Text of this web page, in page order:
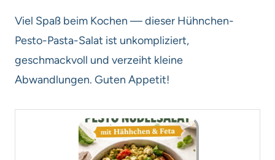
Viel Spaß beim Kochen — dieser Hühnchen-
Pesto-Pasta-Salat ist unkompliziert,
geschmackvoll und verzeiht kleine
Abwandlungen. Guten Appetit!